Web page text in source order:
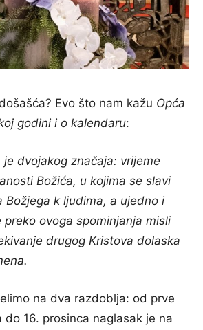
Evo što nam kažu Opća
godini i o kalendaru:
dvojakog značaja: vrijeme
Božića, u kojima se slavi
Božjega k ljudima, a ujedno i
preko ovoga spominjanja misli
drugog Kristova dolaska
na dva razdoblja: od prve
do 16. prosinca naglasak je na